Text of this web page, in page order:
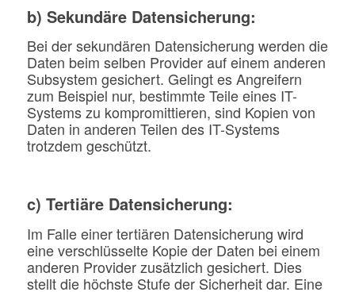
b) Sekundäre Datensicherung:
Bei der sekundären Datensicherung werden die
Daten beim selben Provider auf einem anderen
Subsystem gesichert. Gelingt es Angreifern
zum Beispiel nur, bestimmte Teile eines IT-
Systems zu kompromittieren, sind Kopien von
Daten in anderen Teilen des IT-Systems
trotzdem geschützt.
c) Tertiäre Datensicherung:
Im Falle einer tertiären Datensicherung wird
eine verschlüsselte Kopie der Daten bei einem
anderen Provider zusätzlich gesichert. Dies
stellt die höchste Stufe der Sicherheit dar. Eine